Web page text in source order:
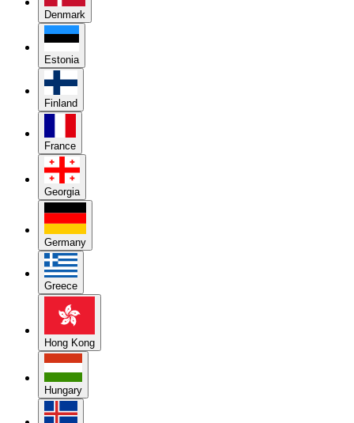
Denmark
Estonia
Finland
France
Georgia
Germany
Greece
Hong Kong
Hungary